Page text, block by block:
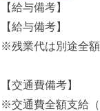
【給与備考】
【給与備考】
※残業代は別途全
【交通費備考】
※交通費全額支給（